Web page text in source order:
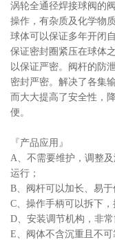
涡轮全通径焊接球阀的
操作，有杂质及化学物
球体可以保证多年开闭
保证密封圈紧压在球体
以保证严密。阀杆的防
密封严密。解决了各集
而大大提高了安全性，
便。
『产品应用』
A、不需要维护，调整
运行；
B、阀杆可以加长、易于
C、操作手柄可以拆下，
D、安装调节机构，非常
E、阀体不含沉重且不可